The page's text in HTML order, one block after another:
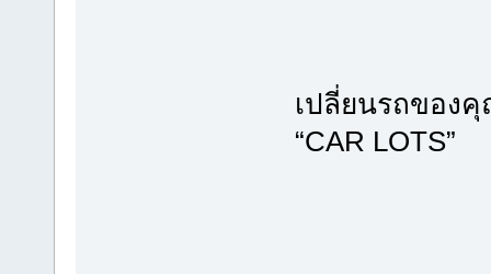
เปลี่ยนรถของ
“CAR LOTS”